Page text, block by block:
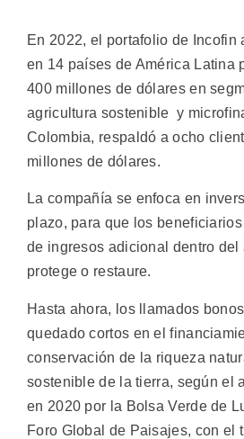
En 2022, el portafolio de Incofin
en 14 países de América Latina
400 millones de dólares en
agricultura sostenible y
Colombia, respaldó a ocho
millones de dólares.
La compañía se enfoca en
plazo, para que los
de ingresos adicional dentro del
protege o restaure.
Hasta ahora, los llamados
quedado cortos en el
conservación de la riqueza
sostenible de la tierra, según el
en 2020 por la Bolsa Verde de
Foro Global de Paisajes, con el